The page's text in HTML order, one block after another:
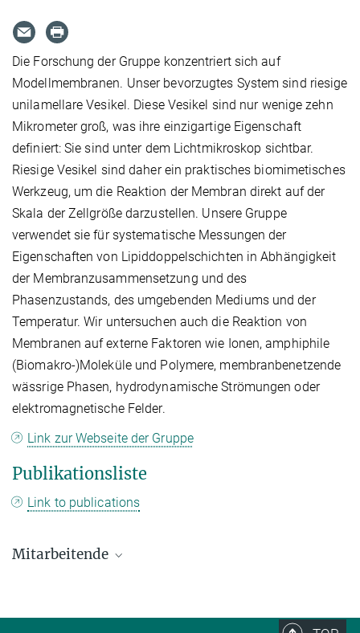
Die Forschung der Gruppe konzentriert sich auf
Modellmembranen. Unser bevorzugtes System sind riesige
unilamellare Vesikel. Diese Vesikel sind nur wenige zehn
Mikrometer groß, was ihre einzigartige Eigenschaft
definiert: Sie sind unter dem Lichtmikroskop sichtbar.
Riesige Vesikel sind daher ein praktisches biomimetisches
Werkzeug, um die Reaktion der Membran direkt auf der
Skala der Zellgröße darzustellen. Unsere Gruppe
verwendet sie für systematische Messungen der
Eigenschaften von Lipiddoppelschichten in Abhängigkeit
der Membranzusammensetzung und des
Phasenzustands, des umgebenden Mediums und der
Temperatur. Wir untersuchen auch die Reaktion von
Membranen auf externe Faktoren wie Ionen, amphiphile
(Biomakro-)Moleküle und Polymere, membranbenetzende
wässrige Phasen, hydrodynamische Strömungen oder
elektromagnetische Felder.
Link zur Webseite der Gruppe
Publikationsliste
Link to publications
Mitarbeitende